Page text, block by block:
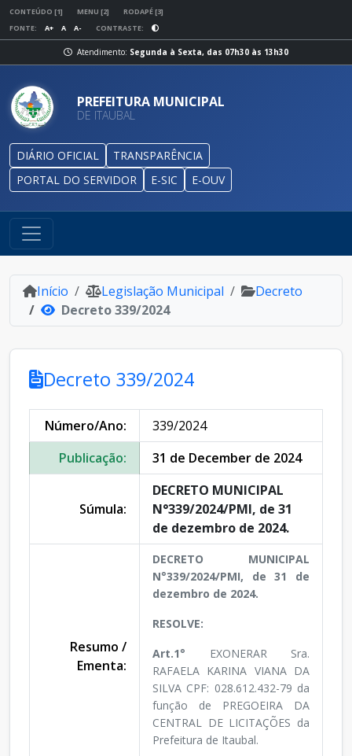
CONTEÚDO [1] MENU [2]
RODAPÉ [3]
FONTE:
A+ A A- CONTRASTE:
Atendimento: Segunda à Sexta, das 07h30 às 13h30
PREFEITURA MUNICIPAL
DE ITAUBAL
DIÁRIO OFICIAL
TRANSPARÊNCIA
PORTAL DO SERVIDOR
E-SIC E-OUV
Início Legislação Municipal
Decreto
Decreto 339/2024
Decreto 339/2024
Número/Ano:
339/2024
Publicação:
31 de December de 2024
Súmula:
DECRETO MUNICIPAL
N°339/2024/PMI, de 31
de dezembro de 2024.
Resumo /
Ementa:
DECRETO MUNICIPAL
N°339/2024/PMI, de 31 de
dezembro de 2024.
RESOLVE:
Art.1° EXONERAR Sra.
RAFAELA KARINA VIANA DA
SILVA CPF: 028.612.432-79 da
função de PREGOEIRA DA
CENTRAL DE LICITAÇÕES da
Prefeitura de Itaubal.